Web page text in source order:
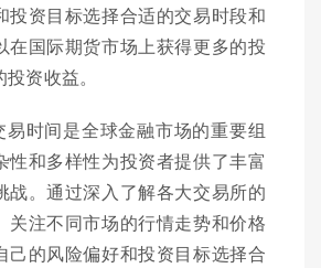
投资目标选择合适的交易时段和
在国际期货市场上获得更多的投
资收益。
易时间是全球金融市场的重要组
性和多样性为投资者提供了丰富
战。通过深入了解各大交易所的
关注不同市场的行情走势和价格
己的风险偏好和投资目标选择合